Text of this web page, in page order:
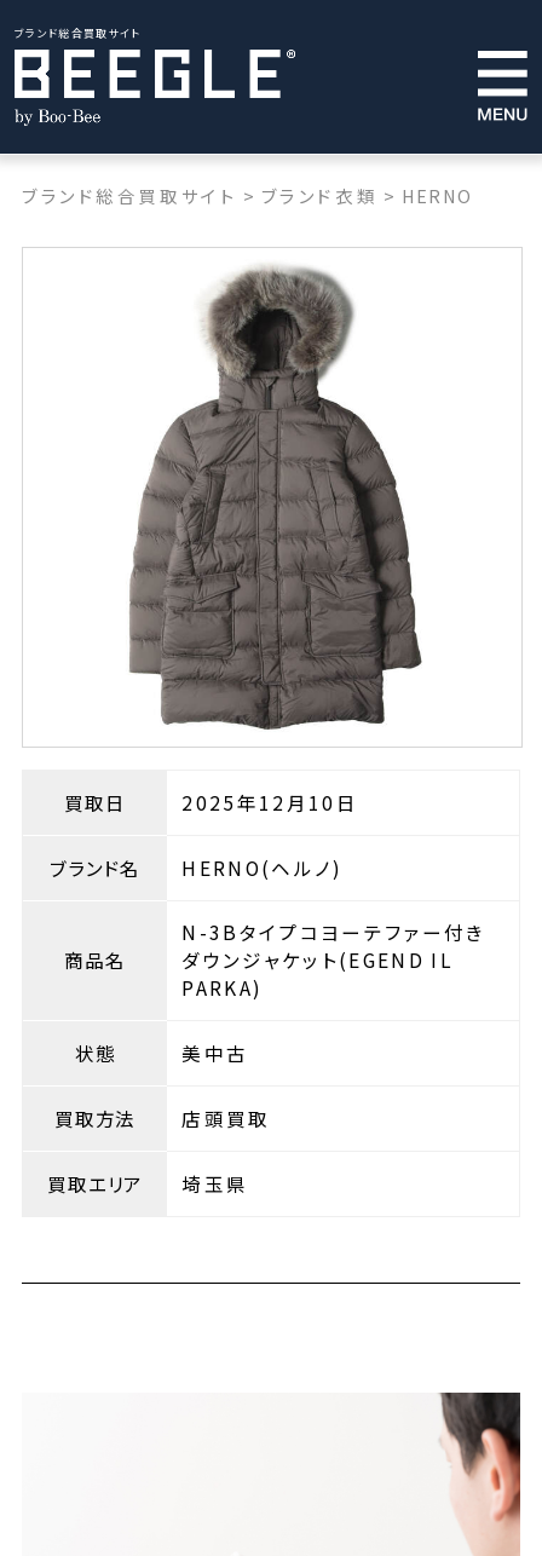
ブランド総合買取サイト
ブランド総合買取サイト > ブランド衣類 > HERNO
買取日 2025年12月10日
ブランド名 HERNO(ヘルノ)
商品名
N-3Bタイプコヨーテファー付き
ダウンジャケット(EGEND IL
PARKA)
状態 美中古
買取方法 店頭買取
買取エリア 埼玉県